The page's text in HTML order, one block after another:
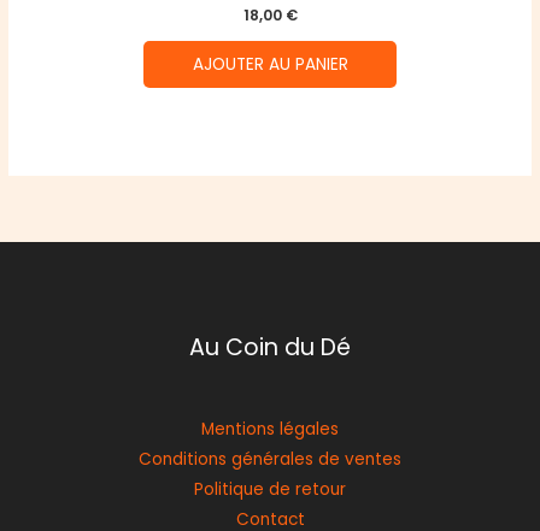
18,00 €
AJOUTER AU PANIER
Au Coin du Dé
Mentions légales
Conditions générales de ventes
Politique de retour
Contact